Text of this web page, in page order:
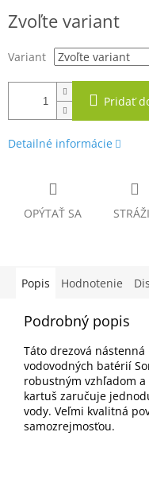
cena:
Zvoľte variant
Variant
Pridať
Detailné informácie
OPÝTAŤ SA
Popis Hodnotenie
Podrobný popis
Táto drezová
vodovodných batérií
robustným vzhľadom
kartuš zaručuje
vody. Veľmi kvalitná
samozrejmosťou.